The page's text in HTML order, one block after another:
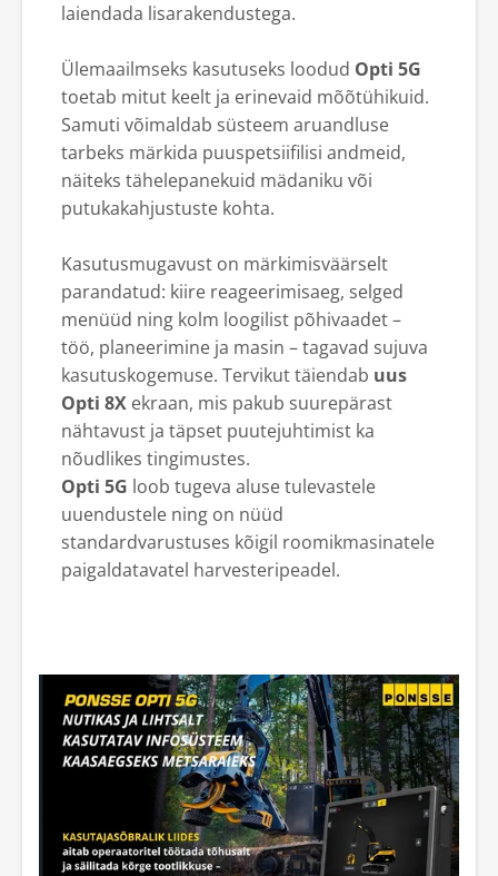
laiendada lisarakendustega.
Ülemaailmseks kasutuseks loodud Opti 5G
toetab mitut keelt ja erinevaid mõõtühikuid.
Samuti võimaldab süsteem aruandluse
tarbeks märkida puuspetsiifilisi andmeid,
näiteks tähelepanekuid mädaniku või
putukakahjustuste kohta.
Kasutusmugavust on märkimisväärselt
parandatud: kiire reageerimisaeg, selged
menüüd ning kolm loogilist põhivaadet –
töö, planeerimine ja masin – tagavad sujuva
kasutuskogemuse. Tervikut täiendab uus
Opti 8X ekraan, mis pakub suurepärast
nähtavust ja täpset puutejuhtimist ka
nõudlikes tingimustes.
Opti 5G loob tugeva aluse tulevastele
uuendustele ning on nüüd
standardvarustuses kõigil roomikmasinatele
paigaldatavatel harvesteripeadel.